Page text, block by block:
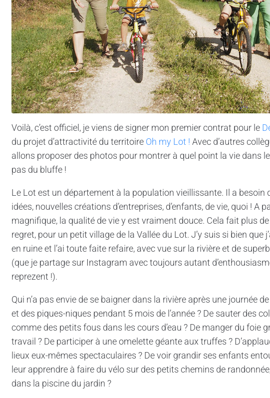
Voilà, c’est officiel, je viens de signer mon premier contrat pour le
du projet d’attractivité du territoire Oh my Lot ! Avec d’autres
allons proposer des photos pour montrer à quel point la vie dans
pas du bluffe !
Le Lot est un département à la population vieillissante. Il a besoin
idées, nouvelles créations d’entreprises, d’enfants, de vie, quoi ! A
magnifique, la qualité de vie y est vraiment douce. Cela fait plus
regret, pour un petit village de la Vallée du Lot. J’y suis si bien que
en ruine et l’ai toute faite refaire, avec vue sur la rivière et de
(que je partage sur Instagram avec toujours autant
reprezent !).
Qui n’a pas envie de se baigner dans la rivière après une journée
et des piques-niques pendant 5 mois de l’année ? De sauter des
comme des petits fous dans les cours d’eau ? De manger du foie
travail ? De participer à une omelette géante aux truffes ?
lieux eux-mêmes spectaculaires ? De voir grandir ses enfants
leur apprendre à faire du vélo sur des petits chemins de
dans la piscine du jardin ?